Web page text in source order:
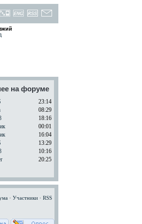
на форуме
23:14
08:29
18:16
00:01
16:04
13:29
10:16
20:25
· Участники · RSS